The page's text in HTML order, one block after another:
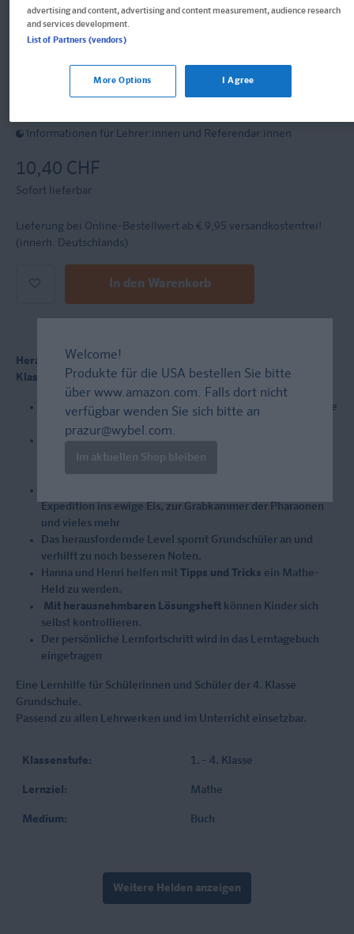
Mathematik in der Grundschule
Format: 17,0 x 24,0 cm, 64 Seiten
Informationen für Lehrer:innen und Referendar:innen
10,40 CHF
Sofort lieferbar
Lieferung bei Online-Bestellwert ab € 9,95 versandkostenfrei!
(innerh. Deutschlands)
In den Warenkorb
Herausfordernder Mathe-Knobelspaß für Kinder in der 4.
Klasse
Mathe-Übungsheft für Kinder in der 4. Klasse, die gerne
knobeln und weiterdenken
Extra: Spannende Sticker-Mission:Nach jeder gelösten
Übung gibt's einen Sticker - so kommen Kinder der Lösung
ihrer Mission immer näher
Expedition ins ewige Eis, zur Grabkammer der Pharaonen
und vieles mehr
Das herausfordernde Level spornt Grundschüler an und
verhilft zu noch besseren Noten.
Hanna und Henri helfen mit Tipps und Tricks ein Mathe-
Held zu werden.
Mit herausnehmbaren Lösungsheft können Kinder sich
selbst kontrollieren.
Der persönliche Lernfortschritt wird in das Lerntagebuch
eingetragen
Eine Lernhilfe für Schülerinnen und Schüler der 4. Klasse
Grundschule.
Passend zu allen Lehrwerken und im Unterricht einsetzbar.
Klassenstufe: 1. - 4. Klasse
Lernziel: Mathe
Medium: Buch
Weitere Helden anzeigen
Welcome!
Produkte für die USA bestellen Sie bitte
über www.amazon.com. Falls dort nicht
verfügbar wenden Sie sich bitte an
prazur@wybel.com.
Im aktuellen Shop bleiben
advertising and content, advertising and content measurement, audience research
and services development.
List of Partners (vendors)
I Agree
More Options